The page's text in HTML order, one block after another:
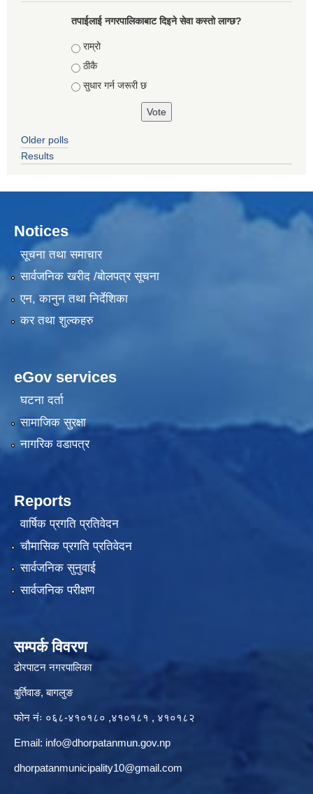
तपाईलाई नगरपालिकाबाट दिइने सेवा कस्तो लाग्छ?
Choices
राम्रो
ठीकै
सुधार गर्न जरूरी छ
Older polls
Results
Notices
सूचना तथा समाचार
सार्वजनिक खरीद /बोलपत्र सूचना
एन, कानुन तथा निर्देशिका
कर तथा शुल्कहरु
eGov services
घटना दर्ता
सामाजिक सुरक्षा
नागरिक वडापत्र
Reports
वार्षिक प्रगति प्रतिवेदन
चौमासिक प्रगति प्रतिवेदन
सार्वजनिक सुनुवाई
सार्वजनिक परीक्षण
सम्पर्क विवरण
ढोरपाटन नगरपालिका
बुर्तिवाङ, बागलुङ
फोन नंः ०६८-४१०१८० ,४१०१८१ , ४१०१८२
Email: info@dhorpatanmun.gov.np
dhorpatanmunicipality10@gmail.com